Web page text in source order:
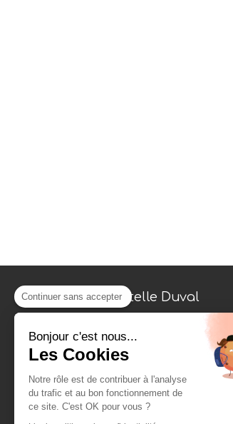
Christelle Duval
encore relation d'aide et
thérapie de couple
Cabinet facilement accessible
depuis Cadenet, Apt, La Roque-
d'Anthéron, Pertuis, La Tour
d'Aigues, Lauris, Le Puy-Sainte-
Continuer sans accepter
Bonjour c'est nous...
Les Cookies
Notre rôle est de contribuer à l'analyse
du trafic et au bon fonctionnement de
ce site. C'est OK pour vous ?